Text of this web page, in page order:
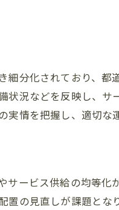
護業務で押さえたい地
護の提供範囲と法的根
護の住所地要件と例外
護の地域区分と住所地
範囲と地域区分の関係
護の範囲設定と地域
分化されており、
況などを反映し、
情を把握し、適切な
ービス供給の均等
の見直しが課題と